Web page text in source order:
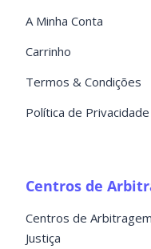
A Minha Conta
Carrinho
Termos & Condições
Política de Privacidade
Centros de
Centros de
Justiça